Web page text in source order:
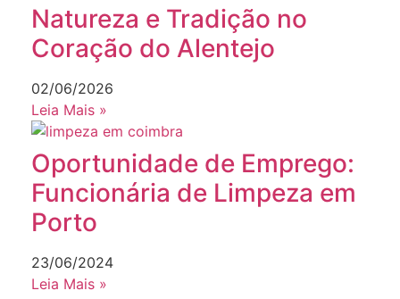
Natureza e Tradição no
Coração do Alentejo
02/06/2026
Leia Mais »
Oportunidade de Emprego:
Funcionária de Limpeza em
Porto
23/06/2024
Leia Mais »